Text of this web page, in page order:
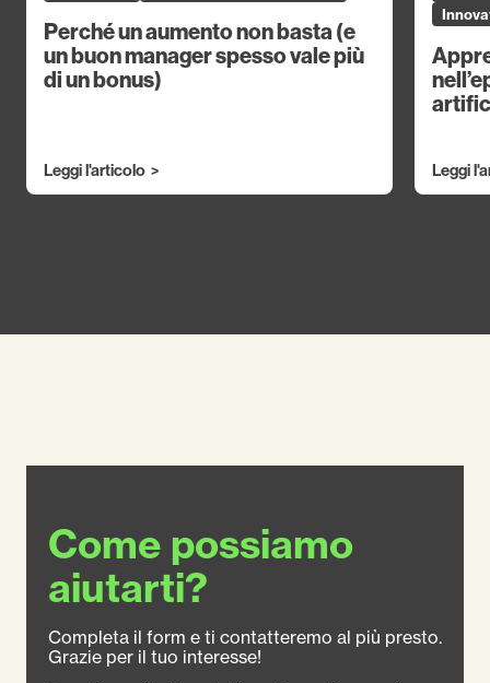
Perché un aumento non basta (e
un buon manager spesso vale più
di un bonus)
Leggi l'articolo Leggi
Come possiamo
aiutarti?
Completa il form e ti contatteremo al più presto.
Grazie per il tuo interesse!